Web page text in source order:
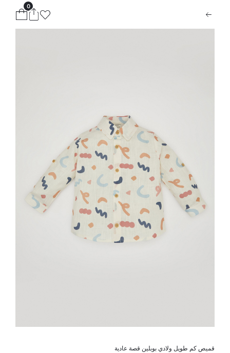
0
قميص كم طويل ولادي بوبلين قصة عادية